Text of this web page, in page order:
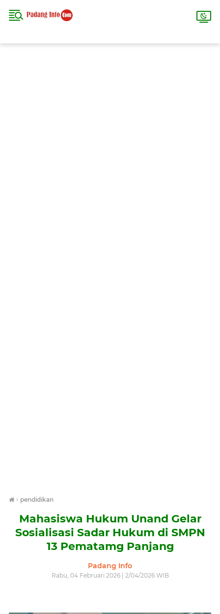
› pendidikan
Mahasiswa Hukum Unand Gelar
Sosialisasi Sadar Hukum di SMPN
13 Pematamg Panjang
Padang Info
Rabu, 04 Februari 2026 | 2/04/2026 WIB